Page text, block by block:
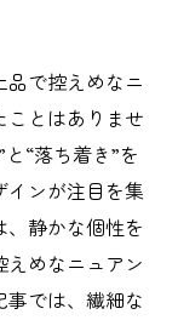
で控えめなニ
ことはありませ
“落ち着き”を
ンが注目を集
静かな個性を
めなニュアン
では、繊細な